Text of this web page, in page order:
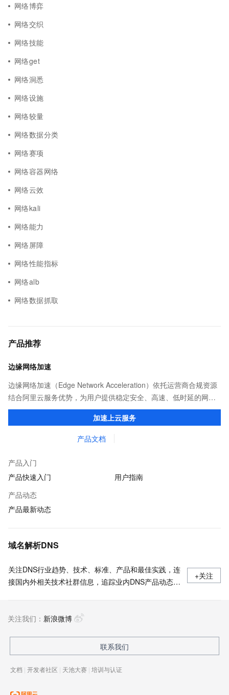
网络博弈
网络交织
网络技能
网络get
网络洞悉
网络设施
网络较量
网络数据分类
网络赛项
网络容器网络
网络云效
网络kali
网络能力
网络屏障
网络性能指标
网络alb
网络数据抓取
产品推荐
边缘网络加速
边缘网络加速（Edge Network Acceleration）依托运营商合规资源
结合阿里云服务优势，为用户提供稳定安全、高速、低时延的网络
传输，解决客户不同站点的连接、组网、数据安全传输、业务质量
加速上云服务
产品文档
产品入门
产品快速入门
用户指南
产品动态
产品最新动态
域名解析DNS
关注DNS行业趋势、技术、标准、产品和最佳实践，连
接国内外相关技术社群信息，追踪业内DNS产品动态，
+关注
关注我们： 新浪微博
联系我们
文档 | 开发者社区 | 天池大赛 | 培训与认证